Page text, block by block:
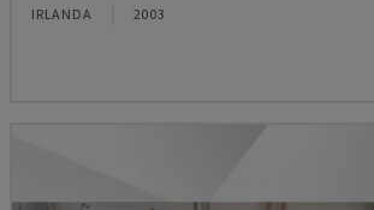
IRLANDA 2003